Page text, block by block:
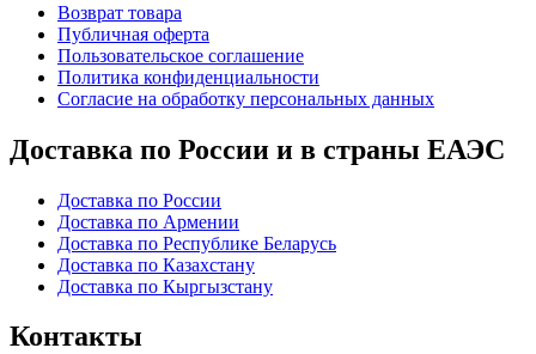
Возврат товара
Публичная оферта
Пользовательское соглашение
Политика конфиденциальности
Согласие на обработку персональных данных
Доставка по России и в страны ЕАЭС
Доставка по России
Доставка по Армении
Доставка по Республике Беларусь
Доставка по Казахстану
Доставка по Кыргызстану
Контакты